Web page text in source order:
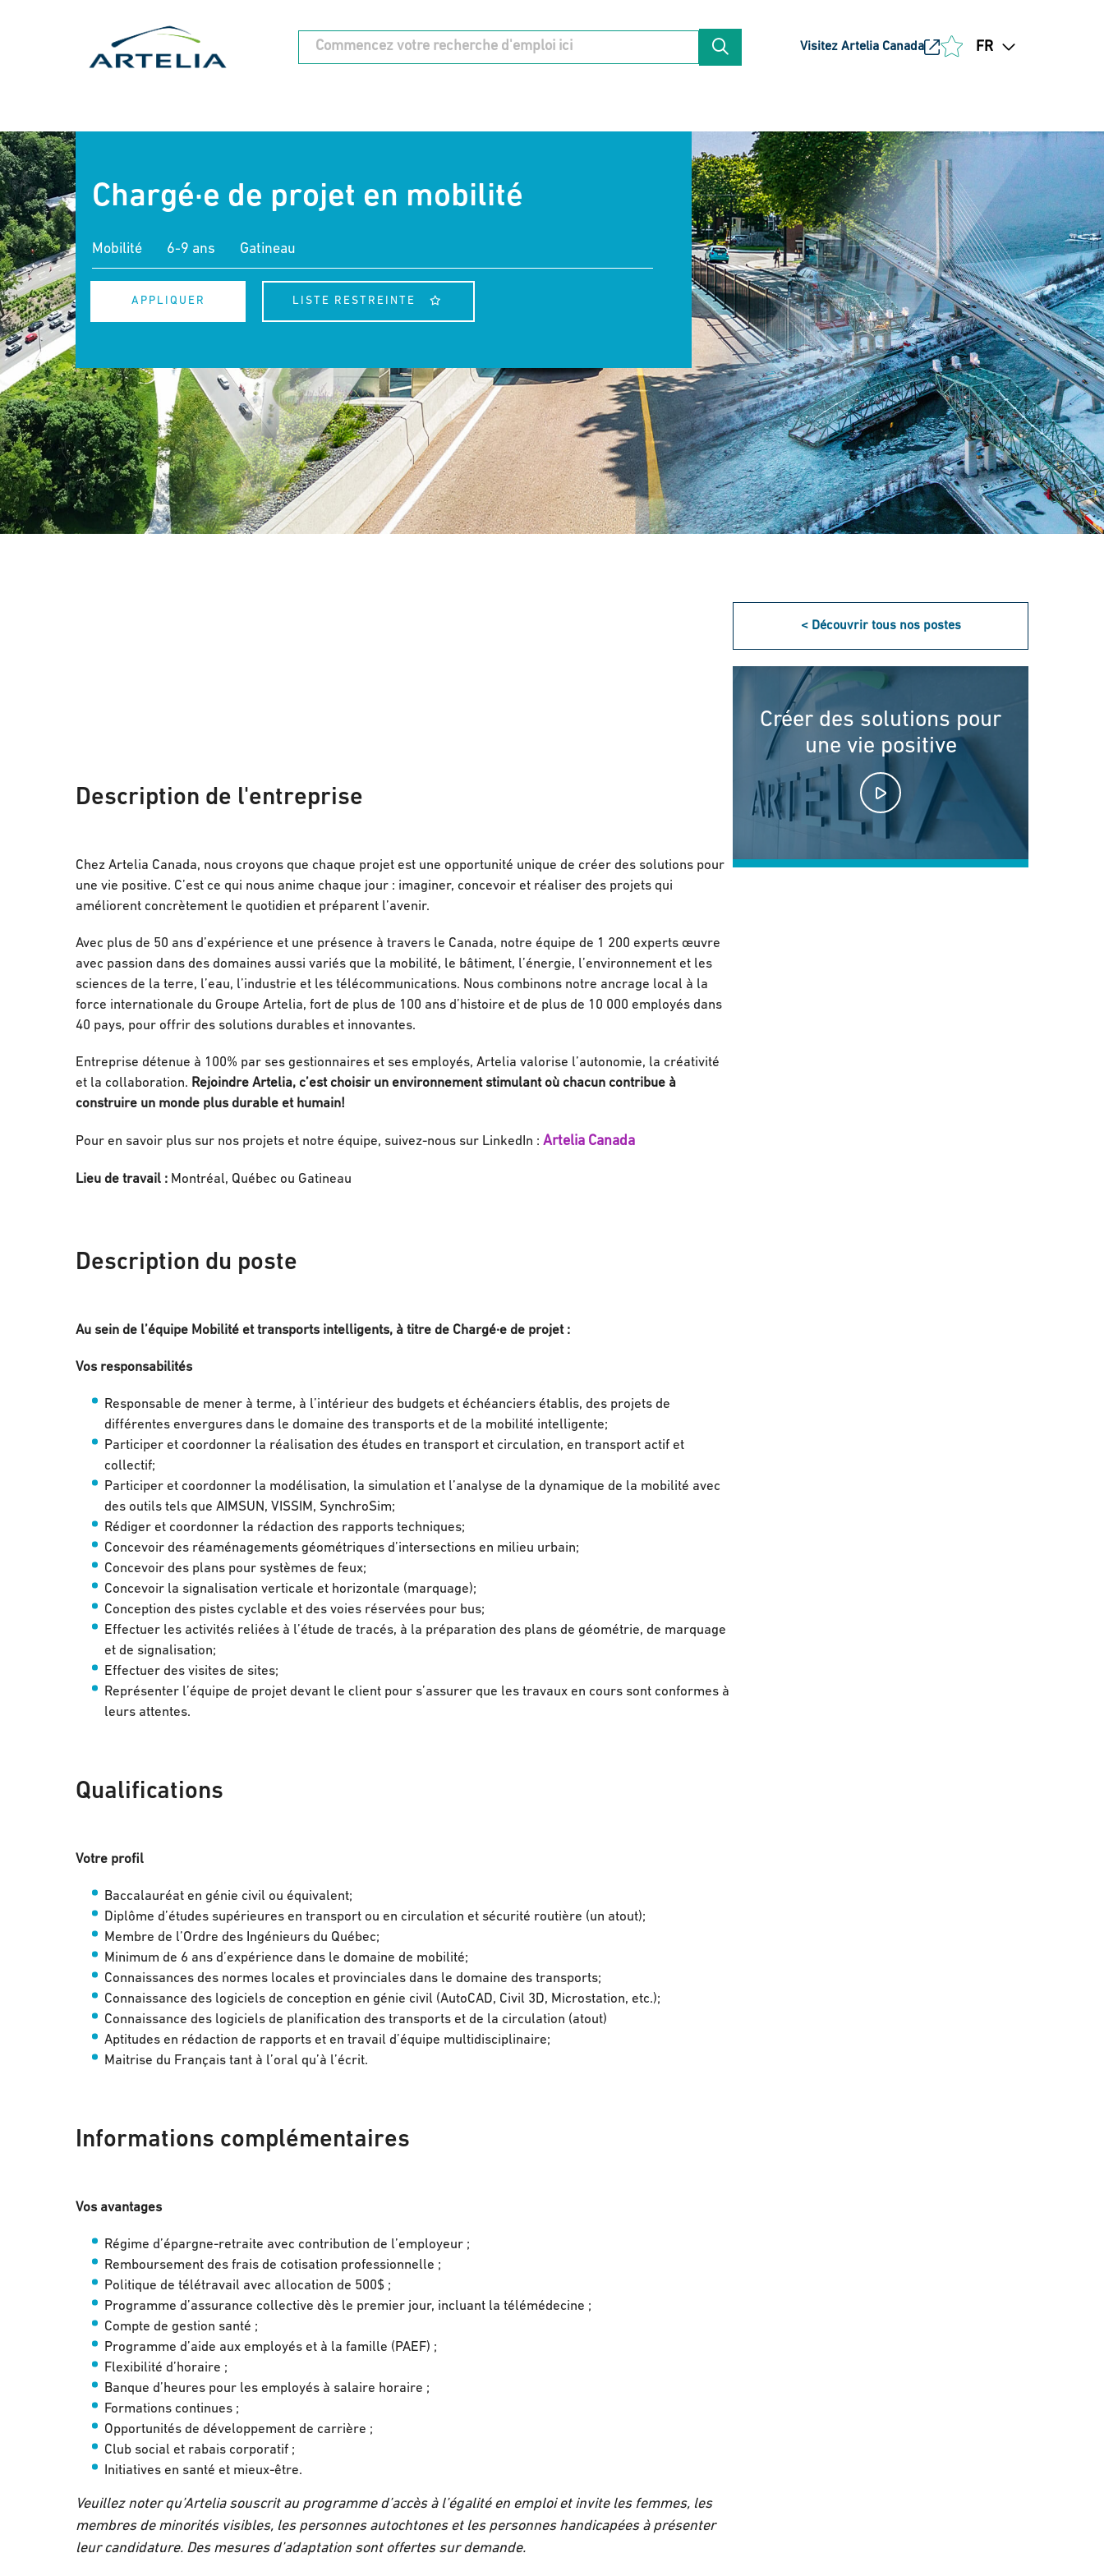
Visitez Artelia Canada FR
Chargé·e de projet en mobilité
Mobilité 6-9 ans Gatineau
APPLIQUER LISTE RESTREINTE
Description de l'entreprise
Chez Artelia Canada, nous croyons que chaque projet est une opportunité unique de créer des solutions pour
une vie positive. C’est ce qui nous anime chaque jour : imaginer, concevoir et réaliser des projets qui
améliorent concrètement le quotidien et préparent l’avenir.
Avec plus de 50 ans d’expérience et une présence à travers le Canada, notre équipe de 1 200 experts œuvre
avec passion dans des domaines aussi variés que la mobilité, le bâtiment, l’énergie, l’environnement et les
sciences de la terre, l’eau, l’industrie et les télécommunications. Nous combinons notre ancrage local à la
force internationale du Groupe Artelia, fort de plus de 100 ans d’histoire et de plus de 10 000 employés dans
40 pays, pour offrir des solutions durables et innovantes.
Entreprise détenue à 100% par ses gestionnaires et ses employés, Artelia valorise l’autonomie, la créativité
et la collaboration. Rejoindre Artelia, c’est choisir un environnement stimulant où chacun contribue à
construire un monde plus durable et humain!
Pour en savoir plus sur nos projets et notre équipe, suivez-nous sur LinkedIn : Artelia Canada
Lieu de travail : Montréal, Québec ou Gatineau
Description du poste
Au sein de l’équipe Mobilité et transports intelligents, à titre de Chargé·e de projet :
Vos responsabilités
Responsable de mener à terme, à l’intérieur des budgets et échéanciers établis, des projets de
différentes envergures dans le domaine des transports et de la mobilité intelligente;
Participer et coordonner la réalisation des études en transport et circulation, en transport actif et
collectif;
Participer et coordonner la modélisation, la simulation et l’analyse de la dynamique de la mobilité avec
des outils tels que AIMSUN, VISSIM, SynchroSim;
Rédiger et coordonner la rédaction des rapports techniques;
Concevoir des réaménagements géométriques d’intersections en milieu urbain;
Concevoir des plans pour systèmes de feux;
Concevoir la signalisation verticale et horizontale (marquage);
Conception des pistes cyclable et des voies réservées pour bus;
Effectuer les activités reliées à l’étude de tracés, à la préparation des plans de géométrie, de marquage
et de signalisation;
Effectuer des visites de sites;
Représenter l’équipe de projet devant le client pour s’assurer que les travaux en cours sont conformes à
leurs attentes.
Qualifications
Votre profil
Baccalauréat en génie civil ou équivalent;
Diplôme d’études supérieures en transport ou en circulation et sécurité routière (un atout);
Membre de l’Ordre des Ingénieurs du Québec;
Minimum de 6 ans d’expérience dans le domaine de mobilité;
Connaissances des normes locales et provinciales dans le domaine des transports;
Connaissance des logiciels de conception en génie civil (AutoCAD, Civil 3D, Microstation, etc.);
Connaissance des logiciels de planification des transports et de la circulation (atout)
Aptitudes en rédaction de rapports et en travail d’équipe multidisciplinaire;
Maitrise du Français tant à l’oral qu’à l’écrit.
Informations complémentaires
Vos avantages
Régime d’épargne-retraite avec contribution de l’employeur ;
Remboursement des frais de cotisation professionnelle ;
Politique de télétravail avec allocation de 500$ ;
Programme d’assurance collective dès le premier jour, incluant la télémédecine ;
Compte de gestion santé ;
Programme d’aide aux employés et à la famille (PAEF) ;
Flexibilité d’horaire ;
Banque d’heures pour les employés à salaire horaire ;
Formations continues ;
Opportunités de développement de carrière ;
Club social et rabais corporatif ;
Initiatives en santé et mieux-être.
Veuillez noter qu’Artelia souscrit au programme d’accès à l’égalité en emploi et invite les femmes, les
membres de minorités visibles, les personnes autochtones et les personnes handicapées à présenter
leur candidature. Des mesures d’adaptation sont offertes sur demande.
< Découvrir tous nos postes
Créer des solutions pour
une vie positive